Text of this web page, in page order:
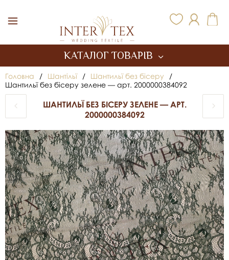
КАТАЛОГ ТОВАРІВ
Головна / Шантільї / Шантильї без бісеру
/
Шантильї без бісеру зелене — арт. 2000000384092
ШАНТИЛЬЇ БЕЗ БІСЕРУ ЗЕЛЕНЕ — АРТ.
2000000384092